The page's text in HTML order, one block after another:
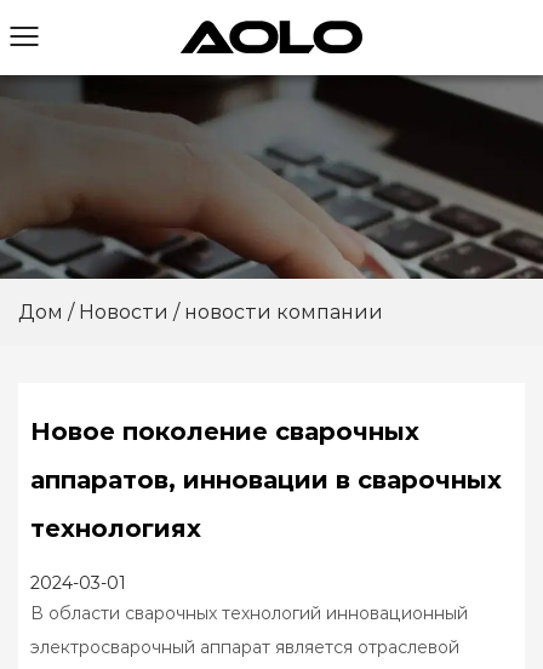
Дом / Новости / новости компании
Новое поколение сварочных
аппаратов, инновации в сварочных
технологиях
2024-03-01
В области сварочных технологий инновационный
электросварочный аппарат является отраслевой